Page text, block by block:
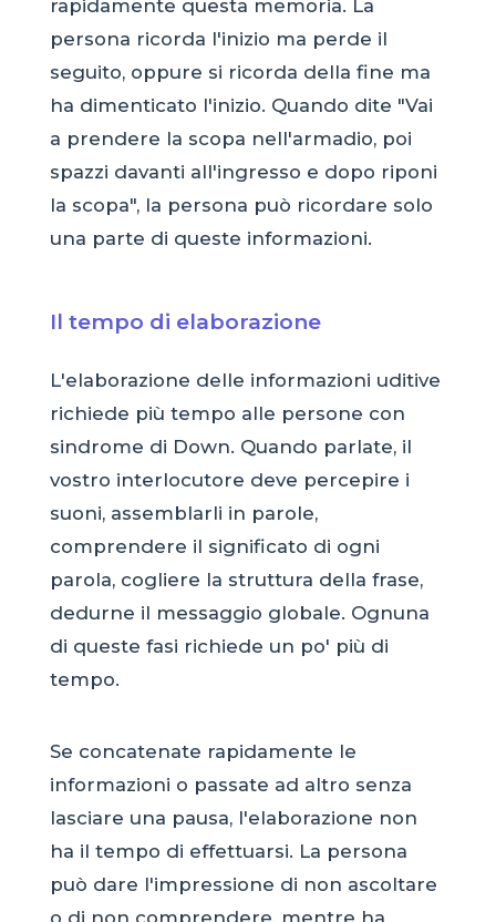
rapidamente questa memoria. La
persona ricorda l'inizio ma perde il
seguito, oppure si ricorda della fine ma
ha dimenticato l'inizio. Quando dite "Vai
a prendere la scopa nell'armadio, poi
spazzi davanti all'ingresso e dopo riponi
la scopa", la persona può ricordare solo
una parte di queste informazioni.
Il tempo di elaborazione
L'elaborazione delle informazioni uditive
richiede più tempo alle persone con
sindrome di Down. Quando parlate, il
vostro interlocutore deve percepire i
suoni, assemblarli in parole,
comprendere il significato di ogni
parola, cogliere la struttura della frase,
dedurne il messaggio globale. Ognuna
di queste fasi richiede un po' più di
tempo.
Se concatenate rapidamente le
informazioni o passate ad altro senza
lasciare una pausa, l'elaborazione non
ha il tempo di effettuarsi. La persona
può dare l'impressione di non ascoltare